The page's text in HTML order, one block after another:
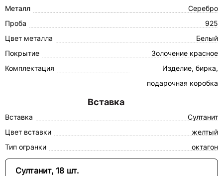
Металл
Серебро
Проба
925
Цвет металла
Белый
Покрытие
Золочение красное
Комплектация
Изделие, бирка,
подарочная коробка
Вставка
Вставка
Султанит
Цвет вставки
желтый
Тип огранки
октагон
Султанит, 18 шт.